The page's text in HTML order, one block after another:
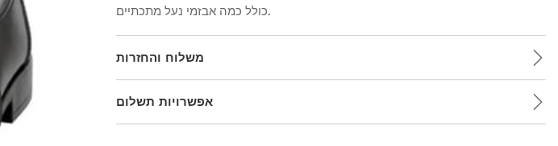
כולל כמה אבזמי נעל מתכתיים.
משלוח והחזרות
אפשרויות תשלום